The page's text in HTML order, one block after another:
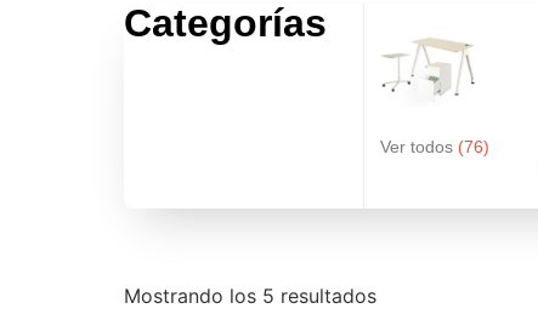
Categorías
Ver todos (76)
Mostrando los 5 resultados